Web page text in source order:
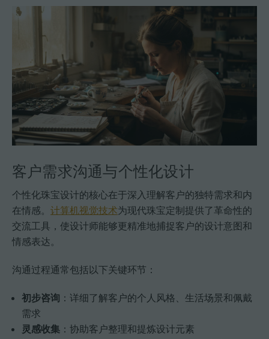
客户需求沟通与个性化设计
个性化珠宝设计的核心在于深入理解客户的独特需求和内
在情感。 计算机视觉技术为现代珠宝定制提供了革命性的
交流工具，使设计师能够更精准地捕捉客户的设计意图和
情感表达。
沟通过程通常包括以下关键环节：
初步咨询 ：详细了解客户的个人风格、生活场景和佩戴
需求
灵感收集 ：协助客户整理和提炼设计元素